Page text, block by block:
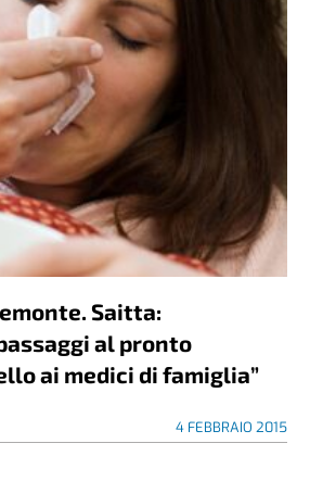
Saitta:
al pronto
ai medici di famiglia”
4 FEBBRAIO 2015